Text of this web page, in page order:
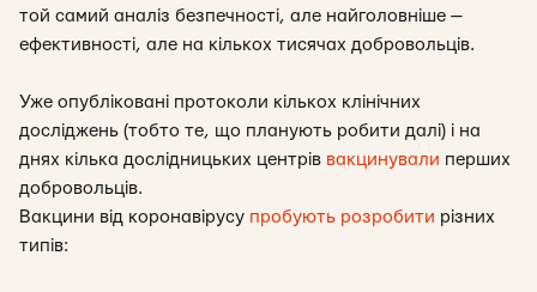
той самий аналіз безпечності, але найголовніше —
ефективності, але на кількох тисячах добровольців.
Уже опубліковані протоколи кількох клінічних
досліджень (тобто те, що планують робити далі) і на
днях кілька дослідницьких центрів вакцинували перших
добровольців.
Вакцини від коронавірусу пробують розробити різних
типів: